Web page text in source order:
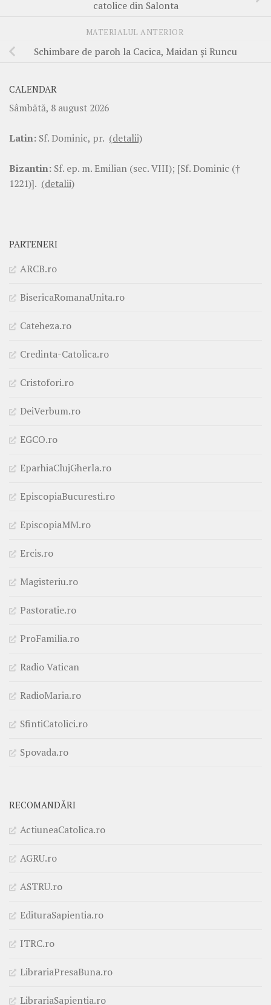
catolice din Salonta
MATERIALUL ANTERIOR
Schimbare de paroh la Cacica, Maidan și Runcu
CALENDAR
Sâmbătă, 8 august 2026
Latin: Sf. Dominic, pr. (detalii)
Bizantin: Sf. ep. m. Emilian (sec. VIII); [Sf. Dominic (†
1221)]. (detalii)
PARTENERI
ARCB.ro
BisericaRomanaUnita.ro
Cateheza.ro
Credinta-Catolica.ro
Cristofori.ro
DeiVerbum.ro
EGCO.ro
EparhiaClujGherla.ro
EpiscopiaBucuresti.ro
EpiscopiaMM.ro
Ercis.ro
Magisteriu.ro
Pastoratie.ro
ProFamilia.ro
Radio Vatican
RadioMaria.ro
SfintiCatolici.ro
Spovada.ro
RECOMANDĂRI
ActiuneaCatolica.ro
AGRU.ro
ASTRU.ro
EdituraSapientia.ro
ITRC.ro
LibrariaPresaBuna.ro
LibrariaSapientia.ro